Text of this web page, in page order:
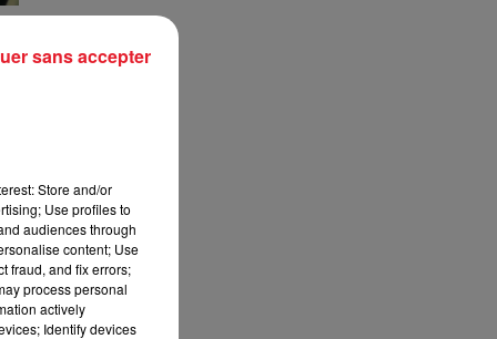
Store and/or
Use profiles to
audiences through
content; Use
fraud, and fix errors;
process personal
actively
Identify devices
sans accepter